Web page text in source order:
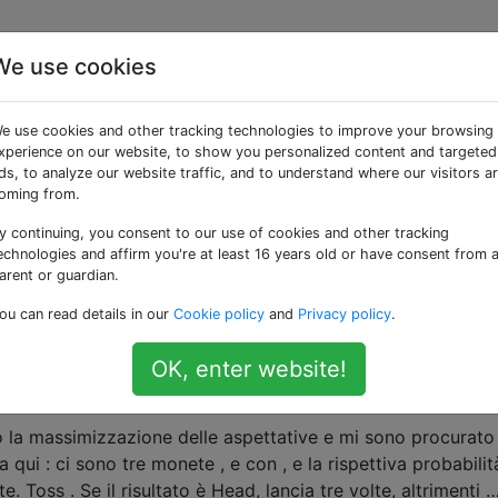
«statistics»
è negativo?
delle azioni nell'apprendimento
neuroni diventano molto forti e trovano le migliori
possono essere de-incrementati / incrementati da
il che …
delle aspettative agli esempi di lancio di
massimizzazione delle aspettative e mi sono
qui : ci sono tre monete , e con , e la rispettiva
Toss . Se il risultato è Head, lancia tre volte, altrimenti
use cookies
use cookies and other tracking technologies to improve your browsing
on our website, to show you personalized content and targeted
to analyze our website traffic, and to understand where our visitors
from.
continuing, you consent to our use of cookies and other tracking
and affirm you're at least 16 years old or have consent from a
or guardian.
can read details in our Cookie policy and Privacy policy.
OK, enter website!